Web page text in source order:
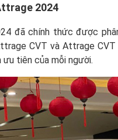
2024
đã chính thức được
CVT và Attrage CVT
ưu tiên của mỗi người.